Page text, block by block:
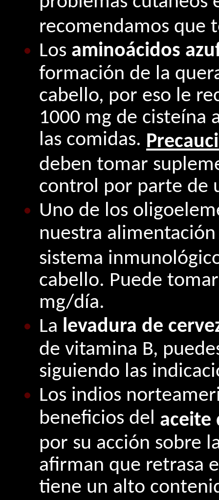
recomendamos que
Los aminoácidos
formación de la
cabello, por eso le
1000 mg de cisteína
las comidas.
deben tomar
control por parte de
Uno de los
nuestra
sistema
cabello. Puede
mg/día.
La levadura de
de vitamina B,
siguiendo las
Los indios
beneficios del aceite
por su acción sobre
afirman que retrasa
tiene un alto